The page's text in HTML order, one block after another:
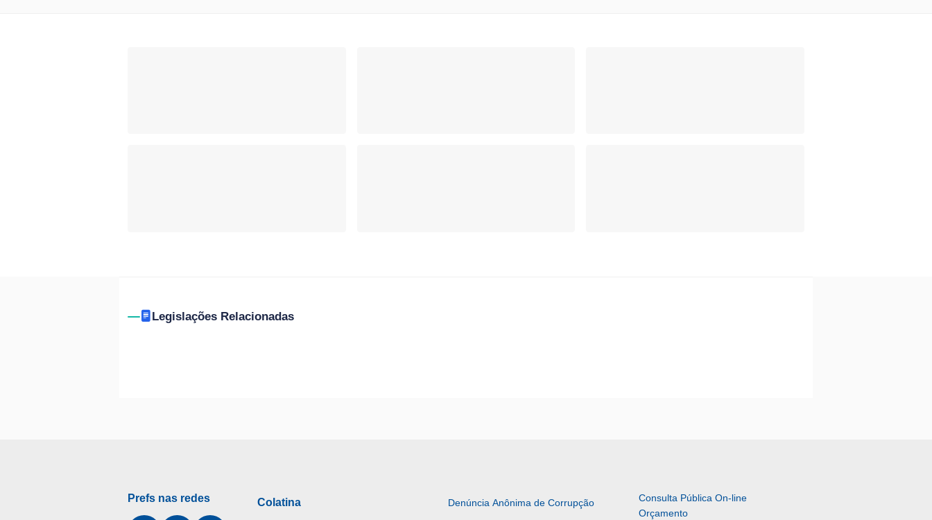
Legislações Relacionadas
Prefs nas redes Colatina Denúncia Anônima de Corrupção
Consulta Pública On-line
Orçamento